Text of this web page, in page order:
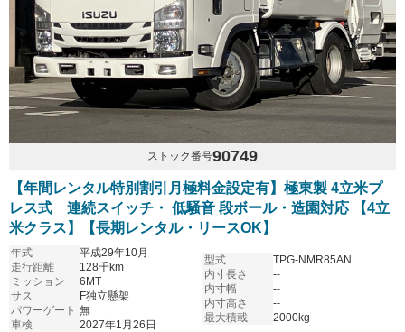
ストック番号90749
【年間レンタル特別割引月極料金設定有】極東製 4立米プ
レス式 連続スイッチ・ 低騒音 段ボール・造園対応 【4立
米クラス】【長期レンタル・リースOK】
年式
平成29年10月
走行距離
128千km
ミッション
6MT
サス
F独立懸架
パワーゲート 無
車検
2027年1月26日
型式
TPG-NMR85AN
内寸長さ
--
内寸幅
--
内寸高さ
--
最大積載
2000kg